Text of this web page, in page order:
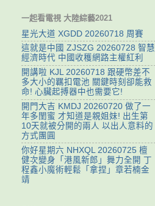
一起看電視 大陸綜藝2021
星光大道 XGDD 20260718 周賽
這就是中國 ZJSZG 20260728 智慧
經濟時代 中國收穫網路主權紅利
開講啦 KJL 20260718 跟硬幣差不
多大小的羈扣電池 關鍵時刻卻能救
命! 心臟起搏器中也需要它!
開門大吉 KMDJ 20260720 做了一
年多閨蜜 才知道是親姐妹! 出生第
10天就被分開的兩人 以出人意料的
方式團圓
你好星期六 NHXQL 20260725 檀
健次變身「港風新郎」舞力全開 丁
程鑫小魔術輕鬆「拿捏」章若楠金
靖